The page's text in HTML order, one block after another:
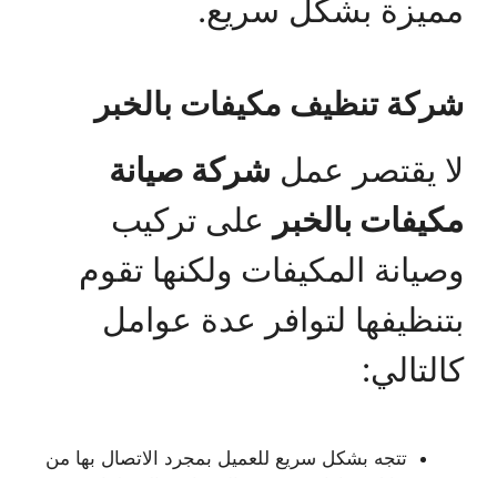
مميزة بشكل سريع.
شركة تنظيف مكيفات بالخبر
لا يقتصر عمل شركة صيانة
مكيفات بالخبر على تركيب
وصيانة المكيفات ولكنها تقوم
بتنظيفها لتوافر عدة عوامل
كالتالي:
تتجه بشكل سريع للعميل بمجرد الاتصال بها من